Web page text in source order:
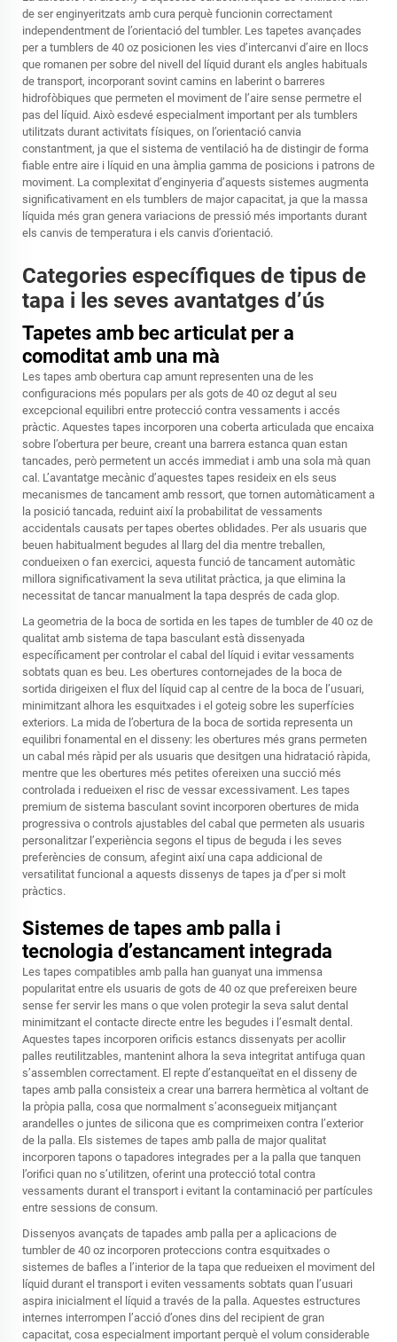
de ser enginyeritzats amb cura perquè funcionin correctament
independentment de l’orientació del tumbler. Les tapetes avançades
per a tumblers de 40 oz posicionen les vies d’intercanvi d’aire en llocs
que romanen per sobre del nivell del líquid durant els angles habituals
de transport, incorporant sovint camins en laberint o barreres
hidrofòbiques que permeten el moviment de l’aire sense permetre el
pas del líquid. Això esdevé especialment important per als tumblers
utilitzats durant activitats físiques, on l’orientació canvia
constantment, ja que el sistema de ventilació ha de distingir de forma
fiable entre aire i líquid en una àmplia gamma de posicions i patrons de
moviment. La complexitat d’enginyeria d’aquests sistemes augmenta
significativament en els tumblers de major capacitat, ja que la massa
líquida més gran genera variacions de pressió més importants durant
els canvis de temperatura i els canvis d’orientació.
Categories específiques de tipus de
tapa i les seves avantatges d’ús
Tapetes amb bec articulat per a
comoditat amb una mà
Les tapes amb obertura cap amunt representen una de les
configuracions més populars per als gots de 40 oz degut al seu
excepcional equilibri entre protecció contra vessaments i accés
pràctic. Aquestes tapes incorporen una coberta articulada que encaixa
sobre l’obertura per beure, creant una barrera estanca quan estan
tancades, però permetent un accés immediat i amb una sola mà quan
cal. L’avantatge mecànic d’aquestes tapes resideix en els seus
mecanismes de tancament amb ressort, que tornen automàticament a
la posició tancada, reduint així la probabilitat de vessaments
accidentals causats per tapes obertes oblidades. Per als usuaris que
beuen habitualment begudes al llarg del dia mentre treballen,
condueixen o fan exercici, aquesta funció de tancament automàtic
millora significativament la seva utilitat pràctica, ja que elimina la
necessitat de tancar manualment la tapa després de cada glop.
La geometria de la boca de sortida en les tapes de tumbler de 40 oz de
qualitat amb sistema de tapa basculant està dissenyada
específicament per controlar el cabal del líquid i evitar vessaments
sobtats quan es beu. Les obertures contornejades de la boca de
sortida dirigeixen el flux del líquid cap al centre de la boca de l’usuari,
minimitzant alhora les esquitxades i el goteig sobre les superfícies
exteriors. La mida de l’obertura de la boca de sortida representa un
equilibri fonamental en el disseny: les obertures més grans permeten
un cabal més ràpid per als usuaris que desitgen una hidratació ràpida,
mentre que les obertures més petites ofereixen una succió més
controlada i redueixen el risc de vessar excessivament. Les tapes
premium de sistema basculant sovint incorporen obertures de mida
progressiva o controls ajustables del cabal que permeten als usuaris
personalitzar l’experiència segons el tipus de beguda i les seves
preferències de consum, afegint així una capa addicional de
versatilitat funcional a aquests dissenys de tapes ja d’per si molt
pràctics.
Sistemes de tapes amb palla i
tecnologia d’estancament integrada
Les tapes compatibles amb palla han guanyat una immensa
popularitat entre els usuaris de gots de 40 oz que prefereixen beure
sense fer servir les mans o que volen protegir la seva salut dental
minimitzant el contacte directe entre les begudes i l’esmalt dental.
Aquestes tapes incorporen orificis estancs dissenyats per acollir
palles reutilitzables, mantenint alhora la seva integritat antifuga quan
s’assemblen correctament. El repte d’estanqueïtat en el disseny de
tapes amb palla consisteix a crear una barrera hermètica al voltant de
la pròpia palla, cosa que normalment s’aconsegueix mitjançant
arandelles o juntes de silicona que es comprimeixen contra l’exterior
de la palla. Els sistemes de tapes amb palla de major qualitat
incorporen tapons o tapadores integrades per a la palla que tanquen
l’orifici quan no s’utilitzen, oferint una protecció total contra
vessaments durant el transport i evitant la contaminació per partícules
entre sessions de consum.
Dissenyos avançats de tapades amb palla per a aplicacions de
tumbler de 40 oz incorporen proteccions contra esquitxades o
sistemes de bafles a l’interior de la tapa que redueixen el moviment del
líquid durant el transport i eviten vessaments sobtats quan l’usuari
aspira inicialment el líquid a través de la palla. Aquestes estructures
internes interrompen l’acció d’ones dins del recipient de gran
capacitat, cosa especialment important perquè el volum considerable